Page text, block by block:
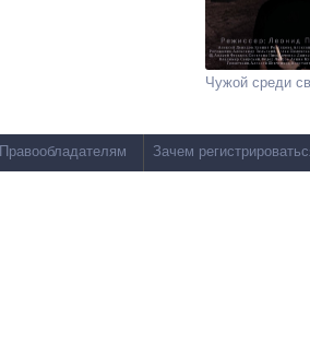
Чужой среди
Правообладателям Зачем